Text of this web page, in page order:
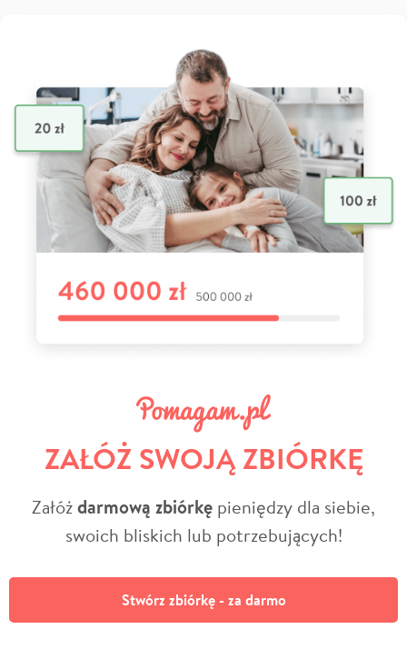
ZAŁÓŻ SWOJĄ ZBIÓRKĘ
Załóżdarmową zbiórkę pieniędzy dla siebie,
swoich bliskich lub potrzebujących!
Stwórz zbiórkę - za darmo